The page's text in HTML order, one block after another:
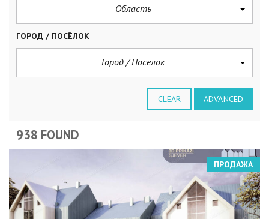
Область
ГОРОД / ПОСЁЛОК
Город / Посёлок
CLEAR ADVANCED
938 FOUND
ПРОДАЖА